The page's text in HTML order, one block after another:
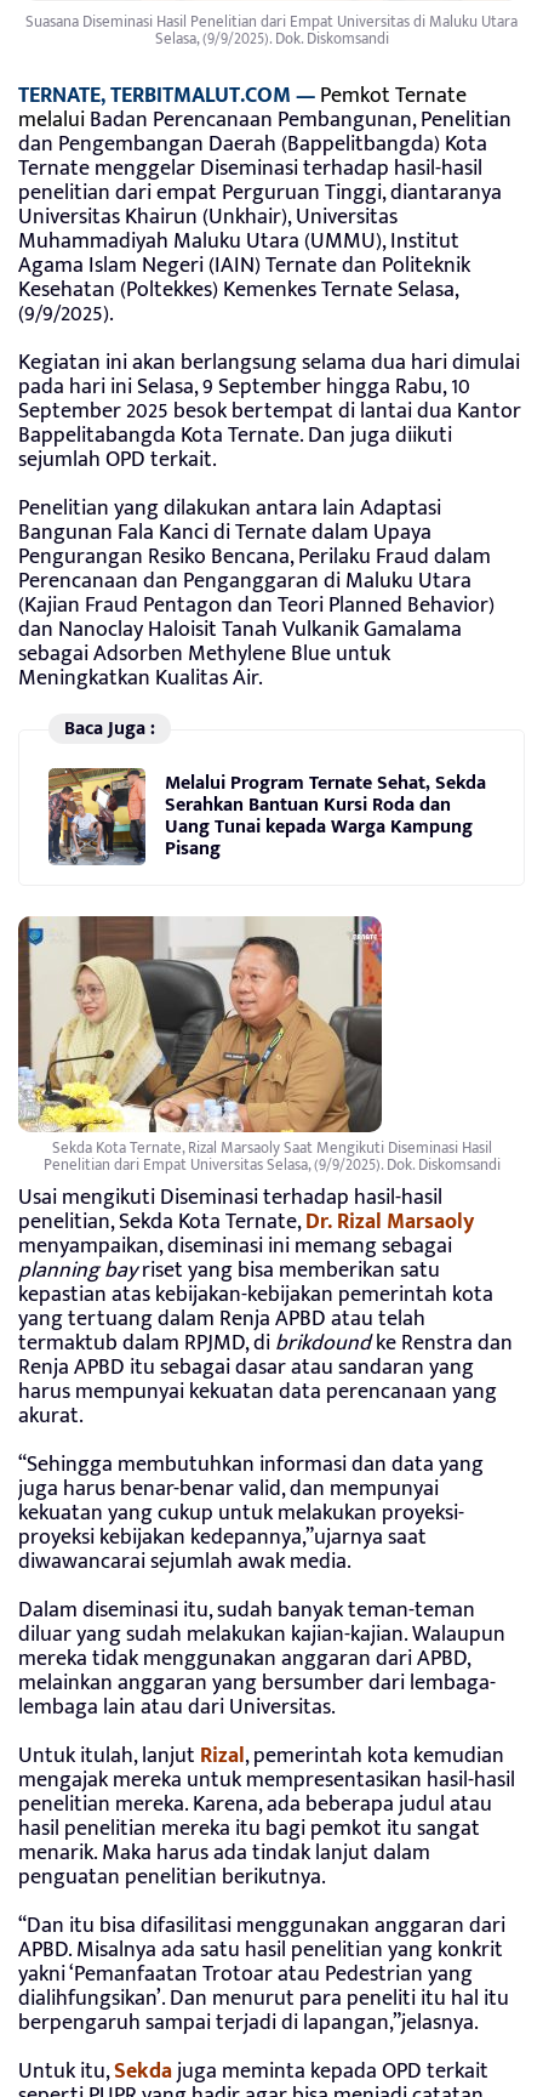
Suasana Diseminasi Hasil Penelitian dari Empat Universitas di Maluku Utara
Selasa, (9/9/2025). Dok. Diskomsandi
TERNATE, TERBITMALUT.COM —Pemkot Ternate
melaluiBadan Perencanaan Pembangunan, Penelitian
dan Pengembangan Daerah (Bappelitbangda) Kota
Ternate menggelar Diseminasi terhadap hasil-hasil
penelitian dari empat Perguruan Tinggi, diantaranya
Universitas Khairun (Unkhair), Universitas
Muhammadiyah Maluku Utara (UMMU), Institut
Agama Islam Negeri (IAIN) Ternate dan Politeknik
Kesehatan (Poltekkes) Kemenkes Ternate Selasa,
(9/9/2025).
Kegiatan ini akan berlangsung selama dua hari dimulai
pada hari ini Selasa, 9 September hingga Rabu, 10
September 2025 besok bertempat di lantai dua Kantor
Bappelitabangda Kota Ternate. Dan juga diikuti
sejumlah OPD terkait.
Penelitian yang dilakukan antara lain Adaptasi
Bangunan Fala Kanci di Ternate dalam Upaya
Pengurangan Resiko Bencana, Perilaku Fraud dalam
Perencanaan dan Penganggaran di Maluku Utara
(Kajian Fraud Pentagon dan Teori Planned Behavior)
dan Nanoclay Haloisit Tanah Vulkanik Gamalama
sebagai Adsorben Methylene Blue untuk
Meningkatkan Kualitas Air.
Baca Juga :
Melalui Program Ternate Sehat, Sekda
Serahkan Bantuan Kursi Roda dan
Uang Tunai kepada Warga Kampung
Pisang
Sekda Kota Ternate, Rizal Marsaoly Saat Mengikuti Diseminasi Hasil
Penelitian dari Empat Universitas Selasa, (9/9/2025). Dok. Diskomsandi
Usai mengikuti Diseminasi terhadap hasil-hasil
penelitian, Sekda Kota Ternate,Dr. Rizal Marsaoly
menyampaikan, diseminasi ini memang sebagai
planning bayriset yang bisa memberikan satu
kepastian atas kebijakan-kebijakan pemerintah kota
yang tertuang dalam Renja APBD atau telah
termaktub dalam RPJMD, dibrikdoundke Renstra dan
Renja APBD itu sebagai dasar atau sandaran yang
harus mempunyai kekuatan data perencanaan yang
akurat.
“Sehingga membutuhkan informasi dan data yang
juga harus benar-benar valid, dan mempunyai
kekuatan yang cukup untuk melakukan proyeksi-
proyeksi kebijakan kedepannya,”ujarnya saat
diwawancarai sejumlah awak media.
Dalam diseminasi itu, sudah banyak teman-teman
diluar yang sudah melakukan kajian-kajian. Walaupun
mereka tidak menggunakan anggaran dari APBD,
melainkan anggaran yang bersumber dari lembaga-
lembaga lain atau dari Universitas.
Untuk itulah, lanjut Rizal, pemerintah kota kemudian
mengajak mereka untuk mempresentasikan hasil-hasil
penelitian mereka. Karena, ada beberapa judul atau
hasil penelitian mereka itu bagi pemkot itu sangat
menarik. Maka harus ada tindak lanjut dalam
penguatan penelitian berikutnya.
“Dan itu bisa difasilitasi menggunakan anggaran dari
APBD. Misalnya ada satu hasil penelitian yang konkrit
yakni ‘Pemanfaatan Trotoar atau Pedestrian yang
dialihfungsikan’. Dan menurut para peneliti itu hal itu
berpengaruh sampai terjadi di lapangan,”jelasnya.
Untuk itu,Sekdajuga meminta kepada OPD terkait